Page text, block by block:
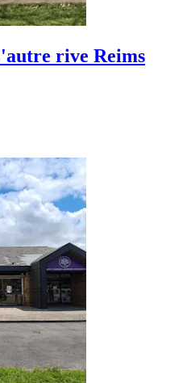
rive Reims